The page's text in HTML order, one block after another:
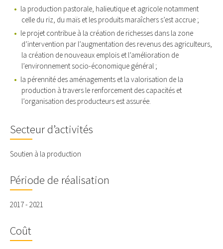
la production pastorale, halieutique et agricole notamment
celle du riz, du maïs et les produits maraîchers s’est accrue ;
le projet contribue à la création de richesses dans la zone
d’intervention par l’augmentation des revenus des agriculteurs,
la création de nouveaux emplois et l’amélioration de
l’environnement socio-économique général ;
la pérennité des aménagements et la valorisation de la
production à travers le renforcement des capacités et
l’organisation des producteurs est assurée.
Secteur d’activités
Soutien à la production
Période de réalisation
2017 - 2021
Coût